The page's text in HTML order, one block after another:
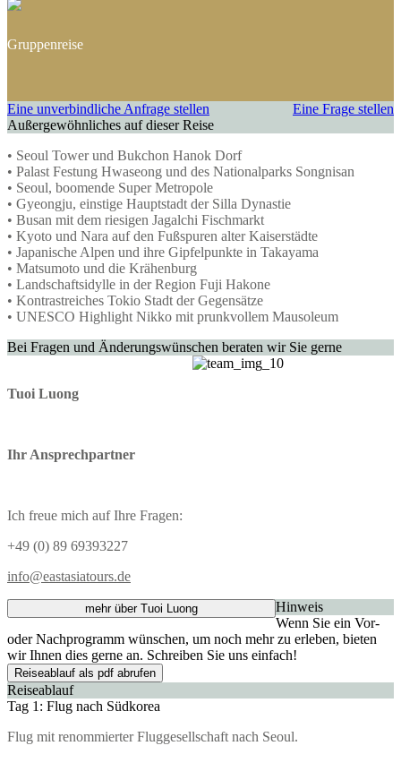
Gruppenreise
Eine unverbindliche Anfrage stellen
Eine Frage stellen
Außergewöhnliches auf dieser Reise
• Seoul Tower und Bukchon Hanok Dorf
• Palast Festung Hwaseong und des Nationalparks Songnisan
• Seoul, boomende Super Metropole
• Gyeongju, einstige Hauptstadt der Silla Dynastie
• Busan mit dem riesigen Jagalchi Fischmarkt
• Kyoto und Nara auf den Fußspuren alter Kaiserstädte
• Japanische Alpen und ihre Gipfelpunkte in Takayama
• Matsumoto und die Krähenburg
• Landschaftsidylle in der Region Fuji Hakone
• Kontrastreiches Tokio Stadt der Gegensätze
• UNESCO Highlight Nikko mit prunkvollem Mausoleum
Bei Fragen und Änderungswünschen beraten wir Sie gerne
Tuoi Luong
Ihr Ansprechpartner
Ich freue mich auf Ihre Fragen:
+49 (0) 89 69393227
info@eastasiatours.de
mehr über Tuoi Luong
Hinweis
Wenn Sie ein Vor-
oder Nachprogramm wünschen, um noch mehr zu erleben, bieten
wir Ihnen dies gerne an. Schreiben Sie uns einfach!
Reiseablauf als pdf abrufen
Reiseablauf
Tag 1: Flug nach Südkorea
Flug mit renommierter Fluggesellschaft nach Seoul.